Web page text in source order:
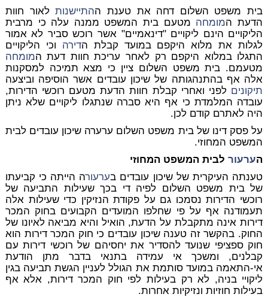
בית משפט השלום דחה את טענת ההתיישנותלאור חוות
הדעת המומחה מטעם בית המשפט ממנה עלה כי מרבית
הליקויים הינם ליקויים "דינאמיים" אשר רוכש סביר לא אמור
לגלות את מלוא היקפם במועד קבלת הדירה וכי הליקויים
התגלו במלוא היקפם רק לאחר עריכת חוות דעת המומחה
מטעמם. בית משפט השלום ציין כי מצא תמיכה למסקנות
אלה אף בהתנהגותה של שיכון עובדים אשר הוסיפה וביצעה
תיקונים לפני ואחרי קבלת חוות הדעת מטעם רוכשי הדירות,
עובדה המלמדת כי אף היא סברה שנתגלו ליקויים שלא ניתן
היה לאתרם קודם לכן.
על פסק דינו של בית משפט השלום ערערה שיכון עובדים לבית
המשפט המחוזי.
הערעורלבית המשפט המחוזי
טענתה העיקרית של שיכון עובדים בערעורה הייתה כי קביעתו
של בית משפט השלום לפיה די בכך שעילות התביעה של
רוכשי הדירות נסמכו גם על פקודת הנזיקין כדי שעילות אלה
תעמודנה אף על פי שחלפו המועדים הקבועים בחוק המכר
דירות אינה מתקבלת על הדעת, הואיל והיא מביאה לאיונו של
החוק. בהקשר זה טענה שיכון עובדים כי חוק המכר דירות הוא
חוק ספציפי שנועד להסדיר את יחסיהם של רוכשי דירות עם
קבלנים, ומשכך אי עמידה בתנאי בדבר מתן הודעת
אי-התאמה במועד סותמת את הגולל לעניין הגשת תביעה בגין
ליקויי בניה, לא רק בעילות לפי חוק המכר דירות, אלא אף
בעילות חוזיות ונזיקיות אחרות.